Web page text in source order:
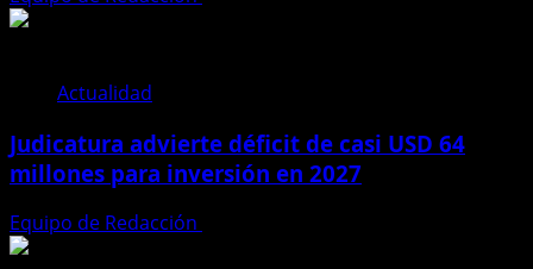
Actualidad
Judicatura advierte déficit de casi USD 64
millones para inversión en 2027
Equipo de Redacción